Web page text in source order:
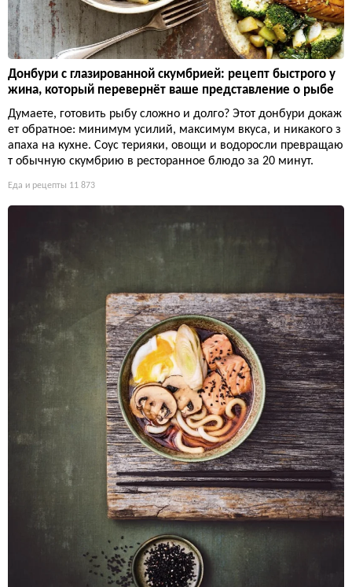
Донбури с глазированной скумбрией: рецепт быстрого у
жина, который перевернёт ваше представление о рыбе
Думаете, готовить рыбу сложно и долго? Этот донбури докаж
ет обратное: минимум усилий, максимум вкуса, и никакого з
апаха на кухне. Соус терияки, овощи и водоросли превращаю
т обычную скумбрию в ресторанное блюдо за 20 минут.
Еда и рецепты 11 873